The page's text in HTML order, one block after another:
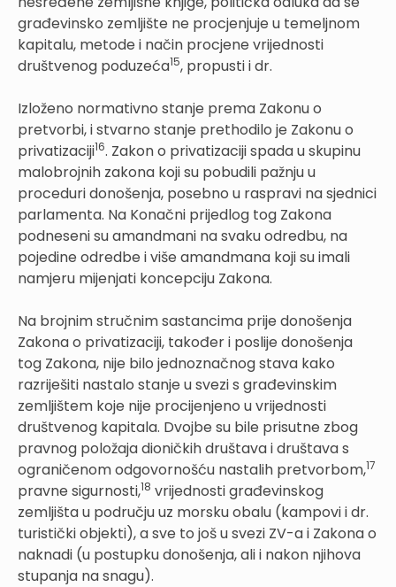
građevinsko zemljište ne procjenjuje u temeljnom
kapitalu, metode i način procjene vrijednosti
društvenog poduzeća15, propusti i dr.
Izloženo normativno stanje prema Zakonu o
pretvorbi, i stvarno stanje prethodilo je Zakonu o
privatizaciji16. Zakon o privatizaciji spada u skupinu
malobrojnih zakona koji su pobudili pažnju u
proceduri donošenja, posebno u raspravi na sjednici
parlamenta. Na Konačni prijedlog tog Zakona
podneseni su amandmani na svaku odredbu, na
pojedine odredbe i više amandmana koji su imali
namjeru mijenjati koncepciju Zakona.
Na brojnim stručnim sastancima prije donošenja
Zakona o privatizaciji, također i poslije donošenja
tog Zakona, nije bilo jednoznačnog stava kako
razriješiti nastalo stanje u svezi s građevinskim
zemljištem koje nije procijenjeno u vrijednosti
društvenog kapitala. Dvojbe su bile prisutne zbog
pravnog položaja dioničkih društava i društava s
ograničenom odgovornošću nastalih pretvorbom,17
pravne sigurnosti,18 vrijednosti građevinskog
zemljišta u području uz morsku obalu (kampovi i dr.
turistički objekti), a sve to još u svezi ZV-a i Zakona o
naknadi (u postupku donošenja, ali i nakon njihova
stupanja na snagu).